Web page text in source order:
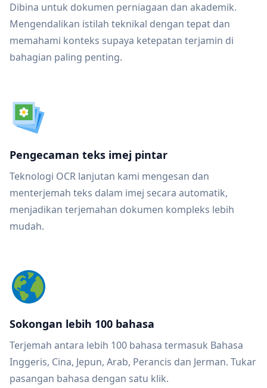
Dibina untuk dokumen perniagaan dan akademik.
Mengendalikan istilah teknikal dengan tepat dan
memahami konteks supaya ketepatan terjamin di
bahagian paling penting.
Pengecaman teks imej pintar
Teknologi OCR lanjutan kami mengesan dan
menterjemah teks dalam imej secara automatik,
menjadikan terjemahan dokumen kompleks lebih
mudah.
Sokongan lebih 100 bahasa
Terjemah antara lebih 100 bahasa termasuk Bahasa
Inggeris, Cina, Jepun, Arab, Perancis dan Jerman. Tukar
pasangan bahasa dengan satu klik.